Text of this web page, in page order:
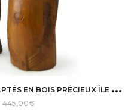
3
MOAÏ RAPA NUI ANCIENS SCULPTÉS EN BOIS PRÉCIEUX ÎLE DE PÂQUES
445,00€